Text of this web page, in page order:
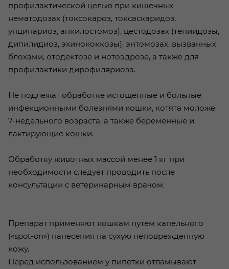
профилактической целью при кишечных
нематодозах (токсокароз, токсаскаридоз,
унцинариоз, анкилостомоз), цестодозах (тениидозы,
дипилидиоз, эхинококкозы), энтомозах, вызванных
блохами, отодектозе и нотоэдрозе, а также для
профилактики дирофиляриоза.
Не подлежат обработке истощенные и больные
инфекционными болезнями кошки, котята моложе
7-недельного возраста, а также беременные и
лактирующие кошки.
Обработку животных массой менее 1 кг при
необходимости следует проводить после
консультации с ветеринарным врачом.
Препарат применяют кошкам путем капельного
(«spot-on») нанесения на сухую неповрежденную
кожу.
Перед использованием у пипетки отламывают